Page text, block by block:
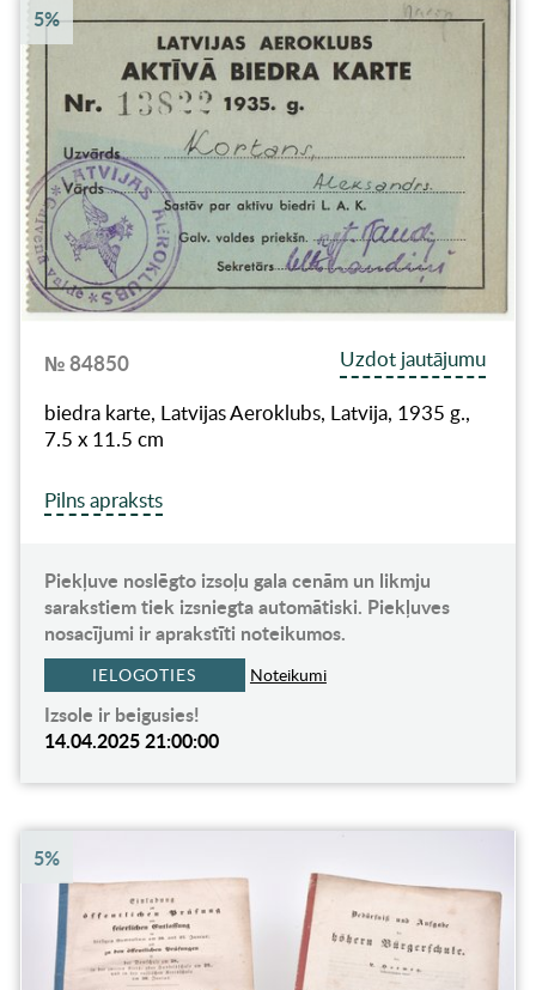
5%
№ 84850
Uzdot jautājumu
biedra karte, Latvijas Aeroklubs, Latvija, 1935 g.,
7.5 x 11.5 cm
Pilns apraksts
Piekļuve noslēgto izsoļu gala cenām un likmju
sarakstiem tiek izsniegta automātiski. Piekļuves
nosacījumi ir aprakstīti noteikumos.
IELOGOTIES Noteikumi
Izsole ir beigusies!
14.04.2025 21:00:00
5%